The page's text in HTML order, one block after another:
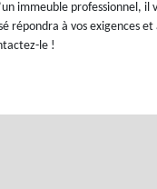
immeuble professionnel,
répondra à vos exigences
le !